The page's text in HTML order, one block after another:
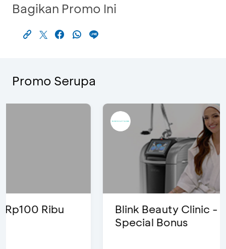
Bagikan Promo Ini
Promo Serupa
Blink Beauty Clinic - Diskon 25% &